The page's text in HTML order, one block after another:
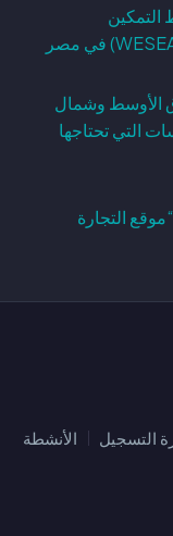
الأوسط وشمال
التي تحتاجها
تم إطلاق BWE21trade.com “موقع التجارة
التسجيل
الأنشطة